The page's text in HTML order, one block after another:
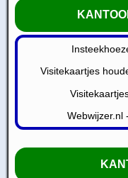
Visitekaartjes
Webwijzer.nl